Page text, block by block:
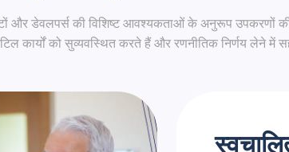
और डेवलपर्स की विशिष्ट आवश्यकताओं के अनुरूप
कार्यों को सुव्यवस्थित करते हैं और रणनीतिक निर्णय लेने में